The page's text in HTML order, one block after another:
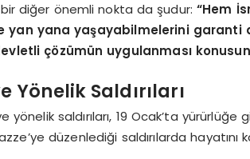
diğer önemli nokta da şudur: “Hem
yan yana yaşayabilmelerini garanti
çözümün uygulanması
Yönelik Saldırıları
yönelik saldırıları, 19 Ocak’ta
düzenlediği saldırılarda hayatını